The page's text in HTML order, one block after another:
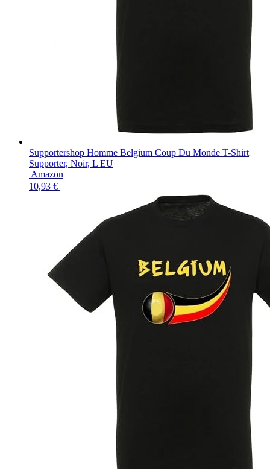
Supportershop Homme Belgium Coup Du Monde T-Shirt
Supporter, Noir, L EU
Amazon
10,93 €